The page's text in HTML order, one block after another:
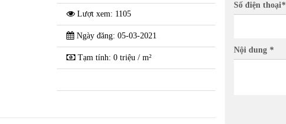
Lượt xem: 1105
Ngày đăng: 05-03-2021
Tạm tính: 0 triệu / m²
Số điện thoại*
Nội dung *